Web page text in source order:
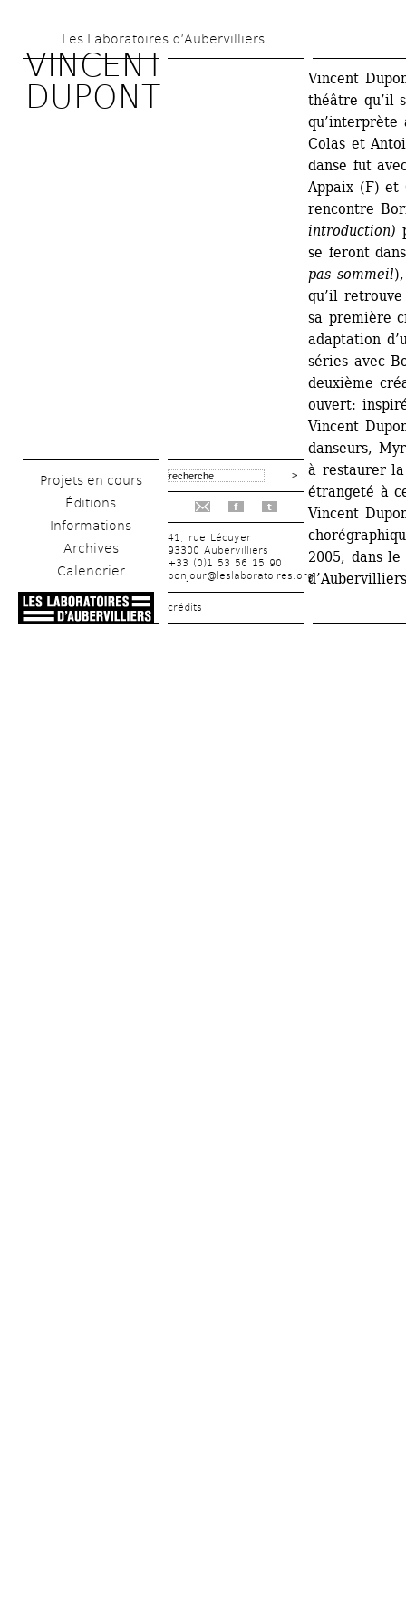
au
contenu
principal
Les Laboratoires d’Aubervilliers
VINCENT
DUPONT
Projets en cours
Éditions
Informations
Archives
Calendrier
f t
41, rue Lécuyer
93300 Aubervilliers
+33 (0)1 53 56 15 90
bonjour@leslaboratoires.org
crédits
Vincent
théâtre qu’il
qu’interprète
Colas et
danse fut
Appaix (F) et
rencontre
introduction)
se feront
pas sommeil
qu’il
sa première
adaptation
séries avec
deuxième
ouvert:
Vincent
danseurs,
à restaurer
étrangeté à
Vincent
2005, dans